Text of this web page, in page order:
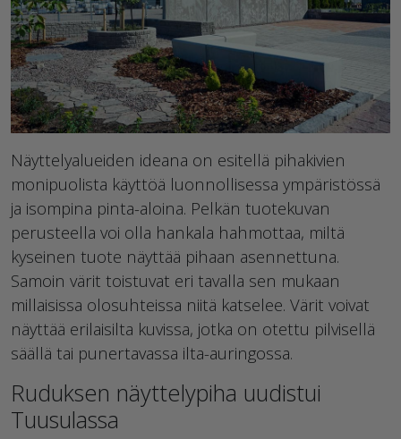
Näyttelyalueiden ideana on esitellä pihakivien
monipuolista käyttöä luonnollisessa ympäristössä
ja isompina pinta-aloina. Pelkän tuotekuvan
perusteella voi olla hankala hahmottaa, miltä
kyseinen tuote näyttää pihaan asennettuna.
Samoin värit toistuvat eri tavalla sen mukaan
millaisissa olosuhteissa niitä katselee. Värit voivat
näyttää erilaisilta kuvissa, jotka on otettu pilvisellä
säällä tai punertavassa ilta-auringossa.
Ruduksen näyttelypiha uudistui
Tuusulassa